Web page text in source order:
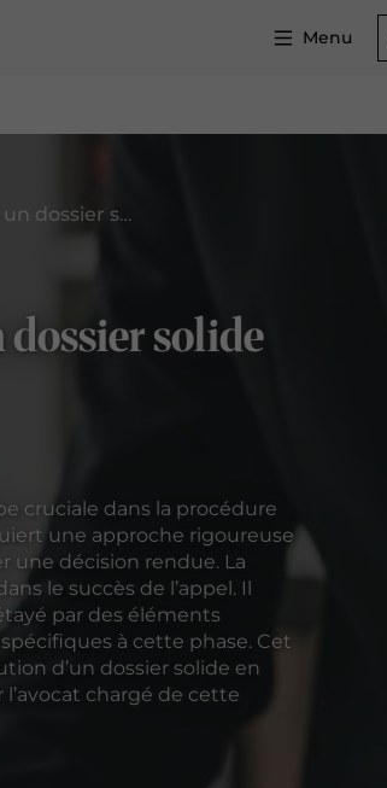
Menu
Avocat en appel : préparer un dossier solide et convaincant
dossier solide
cruciale dans la procédure
une approche rigoureuse
une décision rendue. La
le succès de l’appel. Il
par des éléments
à cette phase. Cet
d’un dossier solide en
chargé de cette